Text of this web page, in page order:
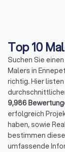
Top 10
Suchen Sie
Malers in
richtig. Hier
9,986
erfolgreich
haben, sowie
bestimmen
umfassende